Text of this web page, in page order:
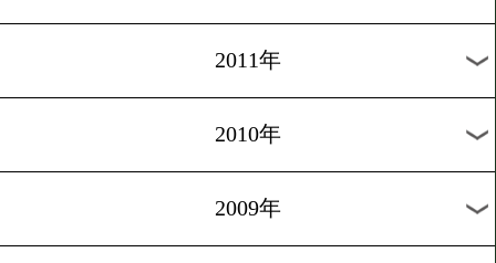
2018年
2017年
2016年